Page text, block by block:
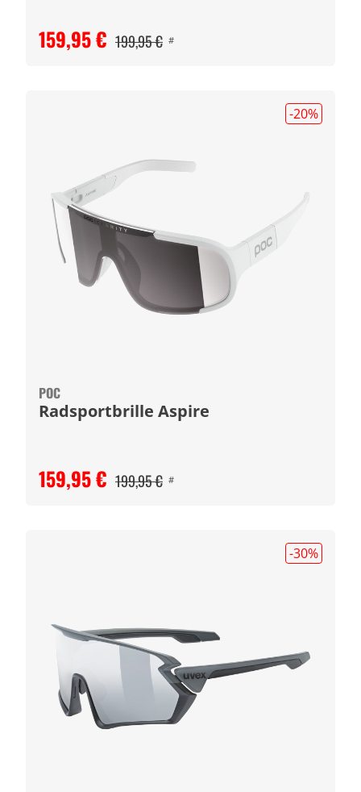
159,95 € 199,95 € #
-20%
POC
Radsportbrille Aspire
159,95 € 199,95 € #
-30%